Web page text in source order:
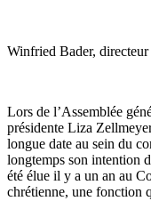
Winfried Bader,
Lors de l’Assemblée
présidente Liza
longue date au sein du
longtemps son intention
été élue il y a un an au
chrétienne, une fonction